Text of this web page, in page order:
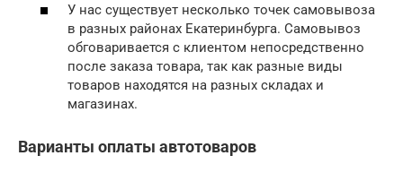
У нас существует несколько точек самовывоза
в разных районах Екатеринбурга. Самовывоз
обговаривается с клиентом непосредственно
после заказа товара, так как разные виды
товаров находятся на разных складах и
магазинах.
Варианты оплаты автотоваров